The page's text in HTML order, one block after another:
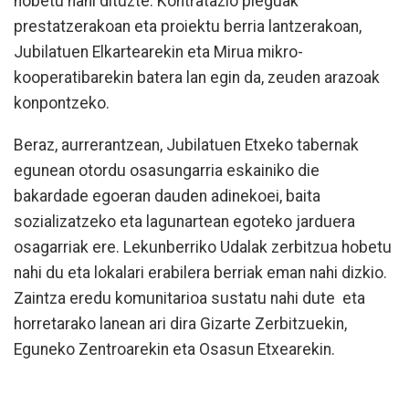
prestatzerakoan eta proiektu berria lantzerakoan,
Jubilatuen Elkartearekin eta Mirua mikro-
kooperatibarekin batera lan egin da, zeuden arazoak
konpontzeko.
Beraz, aurrerantzean, Jubilatuen Etxeko tabernak
egunean otordu osasungarria eskainiko die
bakardade egoeran dauden adinekoei, baita
sozializatzeko eta lagunartean egoteko jarduera
osagarriak ere. Lekunberriko Udalak zerbitzua hobetu
nahi du eta lokalari erabilera berriak eman nahi dizkio.
Zaintza eredu komunitarioa sustatu nahi dute eta
horretarako lanean ari dira Gizarte Zerbitzuekin,
Eguneko Zentroarekin eta Osasun Etxearekin.